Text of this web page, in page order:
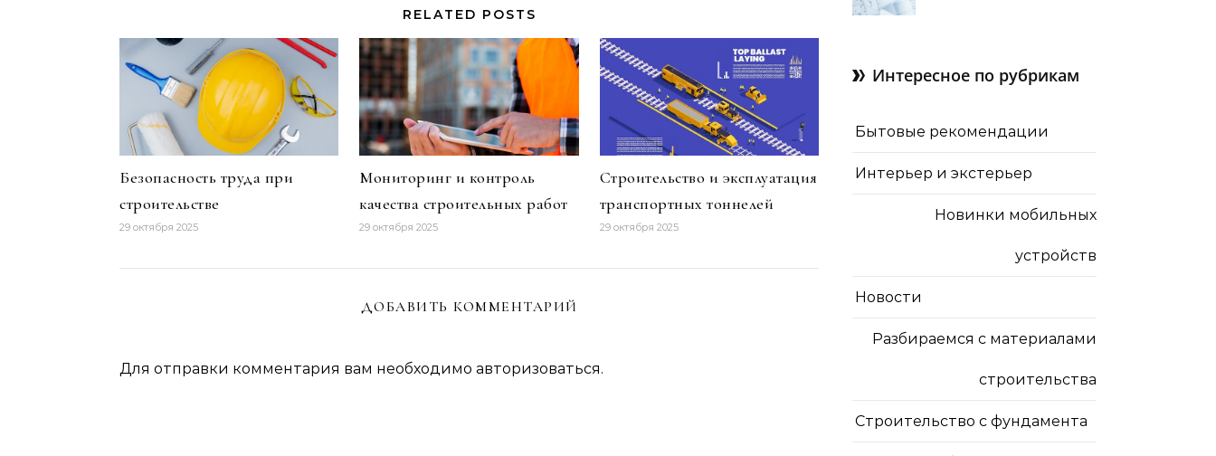
RELATED POSTS
Безопасность труда при
строительстве
29 октября 2025
Мониторинг и контроль
качества строительных работ
29 октября 2025
Строительство и эксплуатация
транспортных тоннелей
29 октября 2025
ДОБАВИТЬ КОММЕНТАРИЙ
Для отправки комментария вам необходимо авторизоваться.
Интересное по рубрикам
Бытовые рекомендации
Интерьер и экстерьер
Новинки мобильных
устройств
Новости
Разбираемся с материалами
строительства
Строительство с фундамента